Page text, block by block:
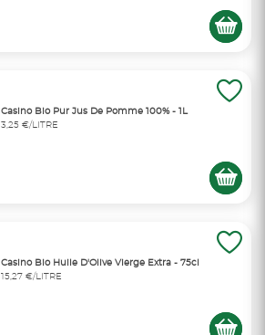
Casino Bio Pur Jus De Pomme 100% - 1L
3,25 €/LITRE
Casino Bio Huile D'Olive Vierge Extra - 75cl
15,27 €/LITRE